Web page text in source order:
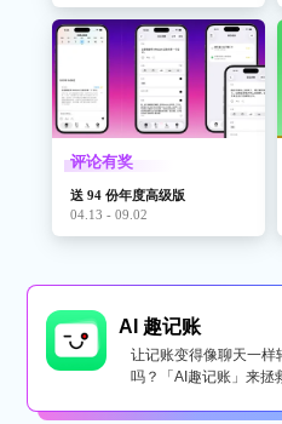
评论有奖
送 94 份年度高级版
04.13 - 09.02
AI 趣记账
让记账变得像聊天一样
吗？「AI趣记账」来拯